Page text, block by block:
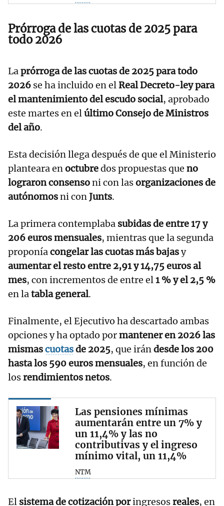
Prórroga de las cuotas de 2025 para
todo 2026
Laprórroga de las cuotas de 2025 para todo
2026 se ha incluido en elReal Decreto-ley para
el mantenimiento del escudo social, aprobado
este martes en elúltimo Consejo de Ministros
del año.
Esta decisión llega después de que el Ministerio
planteara enoctubredos propuestas que no
lograron consensoni con lasorganizaciones de
autónomosni conJunts.
La primera contemplaba subidas de entre 17 y
206 euros mensuales, mientras que la segunda
proponíacongelar las cuotas más bajasy
aumentar el resto entre 2,91 y 14,75 euros al
mes, con incrementos de entre el1 % y el 2,5 %
en latabla general.
Finalmente, el Ejecutivo ha descartado ambas
opciones y ha optado pormantener en 2026 las
mismascuotasde 2025, que irándesde los 200
hasta los 590 euros mensuales, en función de
losrendimientos netos.
Las pensiones mínimas
aumentarán entre un 7% y
un 11,4% y las no
contributivas y el ingreso
mínimo vital, un 11,4%
NTM
El sistema de cotización poringresosreales, en